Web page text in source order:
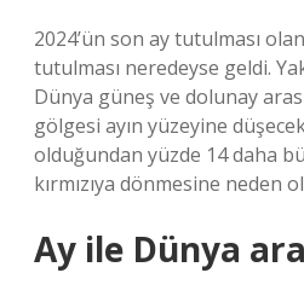
2024’ün son ay tutulması
tutulması neredeyse geldi.
Dünya güneş ve dolunay
gölgesi ayın yüzeyine
olduğundan yüzde 14 daha
kırmızıya dönmesine neden
Ay ile Dünya